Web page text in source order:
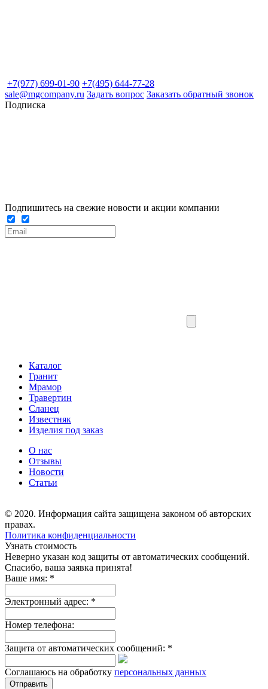
+7(977) 699-01-90 +7(495) 644-77-28
sale@mgcompany.ru Задать вопрос Заказать обратный звонок
Подписка
Подпишитесь на свежие новости и акции компании
Каталог
Гранит
Мрамор
Травертин
Сланец
Известняк
Изделия под заказ
О нас
Отзывы
Новости
Статьи
© 2020. Информация сайта защищена законом об авторских
правах.
Политика конфиденциальности
Узнать стоимость
Неверно указан код защиты от автоматических сообщений.
Спасибо, ваша заявка принята!
Ваше имя: *
Электронный адрес: *
Номер телефона:
Защита от автоматических сообщений: *
Соглашаюсь на обработку персональных данных